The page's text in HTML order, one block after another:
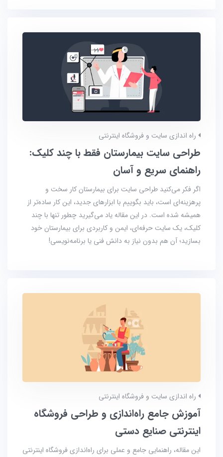
راه اندازی سایت و فروشگاه اینترنتی
طراحی سایت بیمارستان فقط با چند کلیک:
راهنمای سریع و آسان
اگر فکر می‌کنید طراحی سایت برای بیمارستان کار سخت و
پرهزینه‌ای است، باید بگوییم با ابزارهای جدید، این کار ساده‌تر از
همیشه شده است. در این مقاله یاد می‌گیرید چطور تنها با چند
کلیک، یک سایت حرفه‌ای، ایمن و کاربردی برای بیمارستان خود
بسازید؛ آن هم بدون نیاز به دانش فنی یا برنامه‌نویسی!
راه اندازی سایت و فروشگاه اینترنتی
آموزش جامع راه‌اندازی و طراحی فروشگاه
اینترنتی صنایع دستی
این مقاله، راهنمایی جامع و عملی برای راه‌اندازی فروشگاه اینترنتی